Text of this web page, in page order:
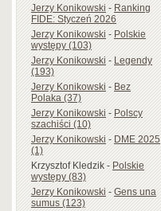
Jerzy Konikowski-Ranking
FIDE: Styczeń 2026
Jerzy Konikowski-Polskie
występy (103)
Jerzy Konikowski-Legendy
(193)
Jerzy Konikowski-Bez
Polaka (37)
Jerzy Konikowski-Polscy
szachiści (10)
Jerzy Konikowski-DME 2025
(1)
Krzysztof Kledzik-Polskie
występy (83)
Jerzy Konikowski-Gens una
sumus (123)